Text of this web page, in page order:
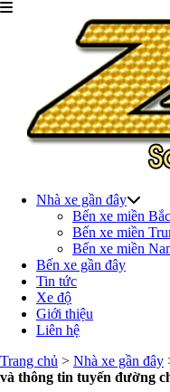
Nhà xe gần đây
Bến xe miền Bắc
Bến xe miền
Bến xe miền
Bến xe gần đây
Tin tức
Xe độ
Giới thiệu
Liên hệ
Trang chủ > Nhà xe gần đây
và thông tin tuyến đường